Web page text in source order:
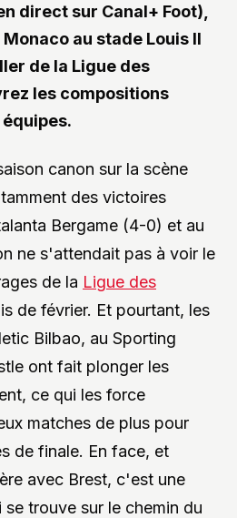
direct sur Canal+ Foot),
au stade Louis II
de la Ligue des
les compositions
canon sur la scène
des victoires
Bergame (4-0) et au
ne s'attendait pas à voir le
de la Ligue des
de février. Et pourtant, les
Bilbao, au Sporting
ont fait plonger les
ce qui les force
matches de plus pour
de finale. En face, et
avec Brest, c'est une
se trouve sur le chemin du